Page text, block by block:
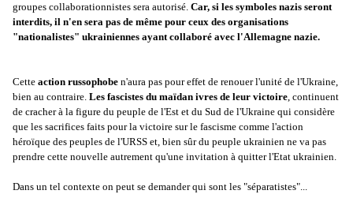
groupes collaborationnistes sera autorisé. Car, si les symboles nazis seront
interdits, il n'en sera pas de même pour ceux des organisations
"nationalistes" ukrainiennes ayant collaboré avec l'Allemagne nazie.
Cette action russophobe n'aura pas pour effet de renouer l'unité de l'Ukraine,
bien au contraire. Les fascistes du maïdan ivres de leur victoire, continuent
de cracher à la figure du peuple de l'Est et du Sud de l'Ukraine qui considère
que les sacrifices faits pour la victoire sur le fascisme comme l'action
héroïque des peuples de l'URSS et, bien sûr du peuple ukrainien ne va pas
prendre cette nouvelle autrement qu'une invitation à quitter l'Etat ukrainien.
Dans un tel contexte on peut se demander qui sont les "séparatistes"...